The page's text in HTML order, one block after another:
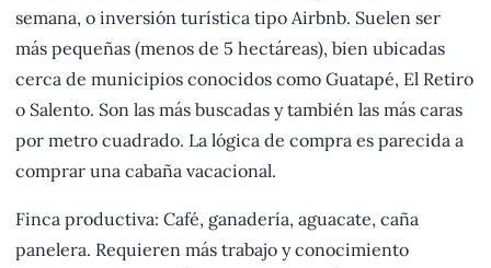
semana, o inversión turística tipo Airbnb. Suelen ser
más pequeñas (menos de 5 hectáreas), bien ubicadas
cerca de municipios conocidos como Guatapé, El Retiro
o Salento. Son las más buscadas y también las más caras
por metro cuadrado. La lógica de compra es parecida a
comprar una cabaña vacacional.
Finca productiva: Café, ganadería, aguacate, caña
panelera. Requieren más trabajo y conocimiento